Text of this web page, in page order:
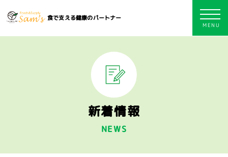
食で支える健康のパートナー
新着情報
NEWS